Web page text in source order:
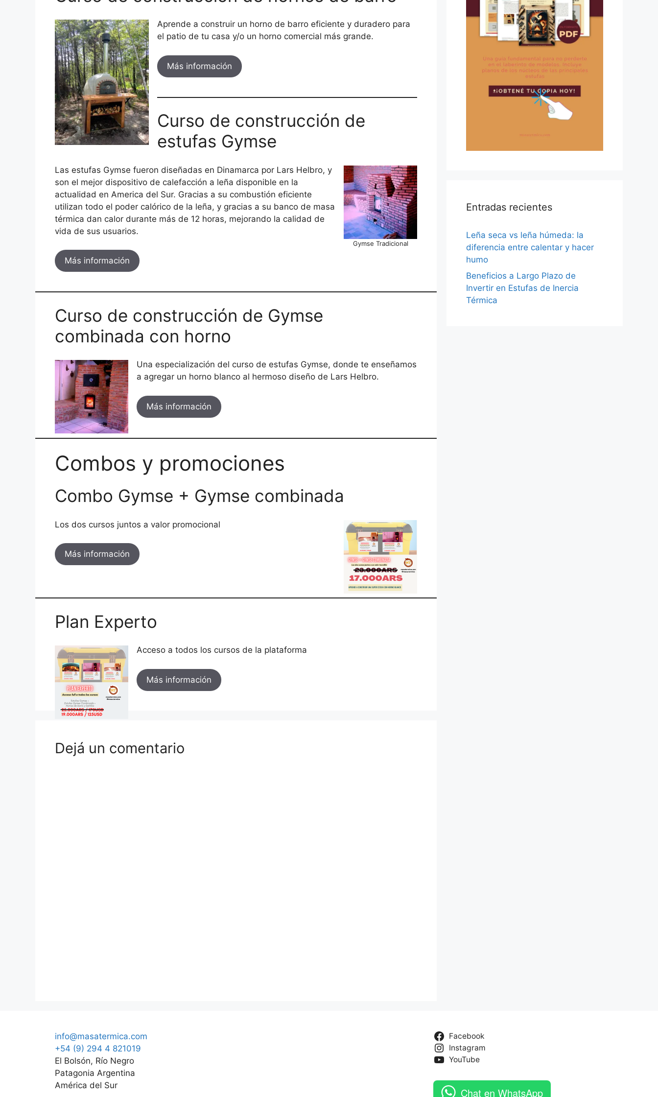
Aprende a construir un horno de barro eficiente y duradero para
el patio de tu casa y/o un horno comercial más grande.
Más información
Curso de construcción de
estufas Gymse
Gymse Tradicional
Las estufas Gymse fueron diseñadas en Dinamarca por Lars Helbro, y
son el mejor dispositivo de calefacción a leña disponible en la
actualidad en America del Sur. Gracias a su combustión eficiente
utilizan todo el poder calórico de la leña, y gracias a su banco de masa
térmica dan calor durante más de 12 horas, mejorando la calidad de
vida de sus usuarios.
Más información
Curso de construcción de Gymse
combinada con horno
Una especialización del curso de estufas Gymse, donde te enseñamos
a agregar un horno blanco al hermoso diseño de Lars Helbro.
Más información
Combos y promociones
Combo Gymse + Gymse combinada
Los dos cursos juntos a valor promocional
Más información
Plan Experto
Acceso a todos los cursos de la plataforma
Más información
Dejá un comentario
Entradas recientes
Leña seca vs leña húmeda: la
diferencia entre calentar y hacer
humo
Beneficios a Largo Plazo de
Invertir en Estufas de Inercia
Térmica
info@masatermica.com
+54 (9) 294 4 821019
El Bolsón, Río Negro
Patagonia Argentina
América del Sur
Facebook
Instagram
YouTube
Chat en WhatsApp